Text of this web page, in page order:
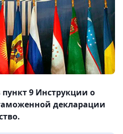
9 Инструкции о
декларации